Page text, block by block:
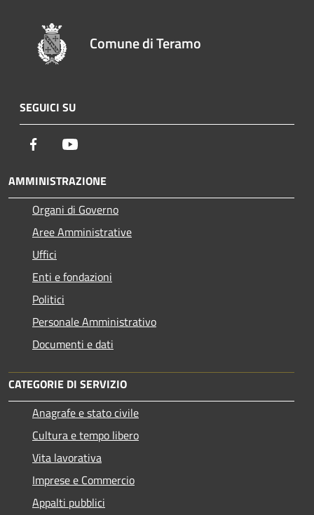
Comune di Teramo
SEGUICI SU
Facebook
AMMINISTRAZIONE
Organi di Governo
Aree Amministrative
Uffici
Enti e fondazioni
Politici
Personale Amministrativo
Documenti e dati
CATEGORIE DI SERVIZIO
Anagrafe e stato civile
Cultura e tempo libero
Vita lavorativa
Imprese e Commercio
Appalti pubblici